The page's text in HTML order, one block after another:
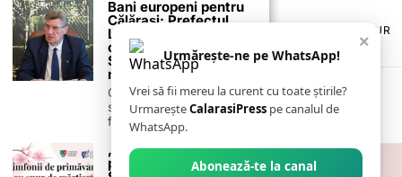
TERMENI ȘI CONDIȚII
POLITICA DE ANULARE & RETUR
PUBLICITATE ONLINE & TIPĂRITĂ
CONTACT
ZIARUL ANUNȚUL CĂLĂRĂȘEAN
×
Urmărește-ne pe WhatsApp!
Vrei să fii mereu la curent cu toate știrile?
UrmareșteCalarasiPress pe canalul de
WhatsApp.
Abonează-te la canal
Bani europeni pentru
Călărași: Prefectul
Laurențiu State anunță
colaborarea cu ADR
Sud-Muntenia pentru
noi finanțări
Călărașul se pregătește
să intre pe harta
finanțărilor europene, cu
„Simfonii de
primăvară” la Călărași.